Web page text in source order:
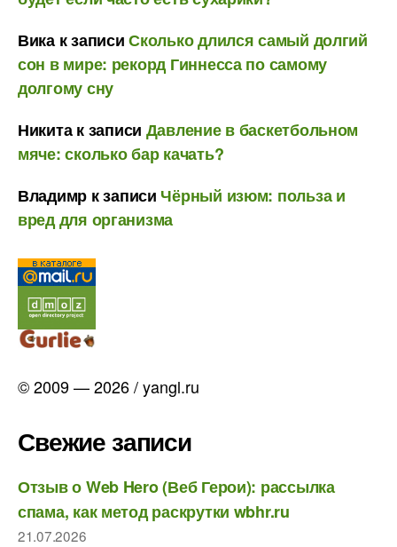
Викак записиСколько длился самый долгий
сон в мире: рекорд Гиннесса по самому
долгому сну
Никитак записи Давление в баскетбольном
мяче: сколько бар качать?
Владимр к записи Чёрный изюм: польза и
вред для организма
© 2009 — 2026 / yangl.ru
Свежие записи
Отзыв о Web Hero (Веб Герои): рассылка
спама, как метод раскрутки wbhr.ru
21.07.2026